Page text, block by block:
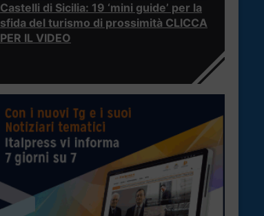
Castelli di Sicilia: 19 ‘mini guide’ per la
sfida del turismo di prossimità CLICCA
PER IL VIDEO